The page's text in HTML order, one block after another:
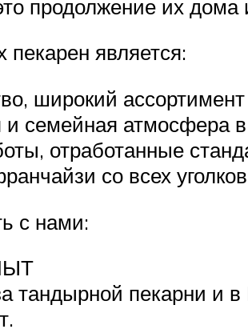
продолжение их дома
является:
широкий
семейная атмосфера
отработанные
со всех
с нами:
тандырной пекарни и